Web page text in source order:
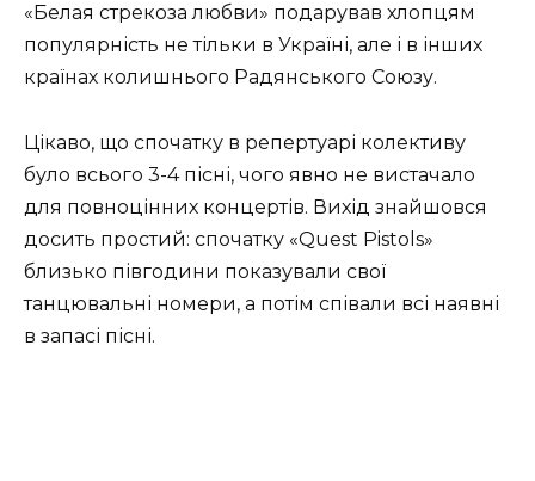
«Белая стрекоза любви» подарував хлопцям
популярність не тільки в Україні, але і в інших
країнах колишнього Радянського Союзу.
Цікаво, що спочатку в репертуарі колективу
було всього 3-4 пісні, чого явно не вистачало
для повноцінних концертів. Вихід знайшовся
досить простий: спочатку «Quest Pistols»
близько півгодини показували свої
танцювальні номери, а потім співали всі наявні
в запасі пісні.